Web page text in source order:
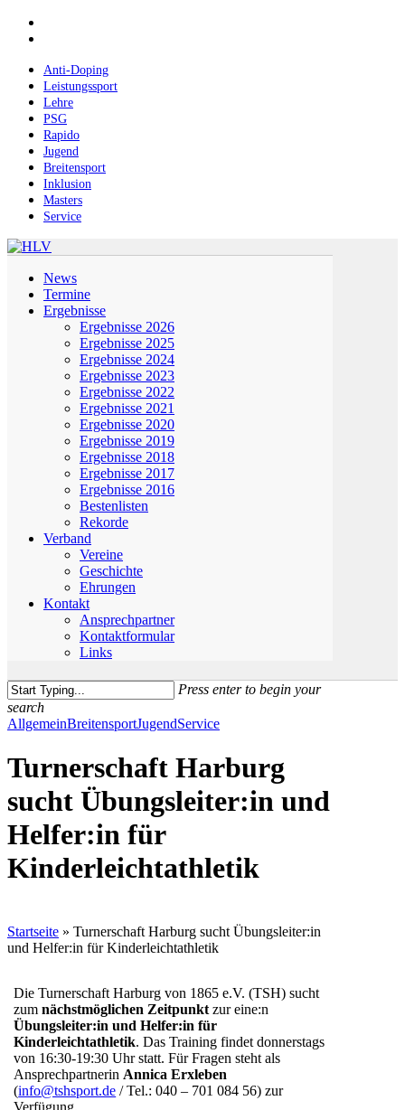
Skip
contentAnti-Doping
Leistungssport
Lehre
PSG
Rapido
Jugend
Breitensport
Inklusion
Masters
Service
News
Termine
Ergebnisse
Ergebnisse 2026
Ergebnisse 2025
Ergebnisse 2024
Ergebnisse 2023
Ergebnisse 2022
Ergebnisse 2021
Ergebnisse 2020
Ergebnisse 2019
Ergebnisse 2018
Ergebnisse 2017
Ergebnisse 2016
Bestenlisten
Rekorde
Verband
Vereine
Geschichte
Ehrungen
Kontakt
Ansprechpartner
Kontaktformular
Links
Press enter to begin your
search
Close
AllgemeinBreitensportJugendService
Turnerschaft Harburg
sucht Übungsleiter:in und
Helfer:in für
Kinderleichtathletik
Startseite » Turnerschaft Harburg sucht Übungsleiter:in
und Helfer:in für Kinderleichtathletik
Die Turnerschaft Harburg von 1865 e.V. (TSH) sucht
zumnächstmöglichen Zeitpunkt zur eine:n
Übungsleiter:in und Helfer:in für
Kinderleichtathletik. Das Training findet donnerstags
von 16:30-19:30 Uhr statt. Für Fragen steht als
Ansprechpartnerin Annica Erxleben
(info@tshsport.de / Tel.: 040 – 701 084 56) zur
Verfügung.